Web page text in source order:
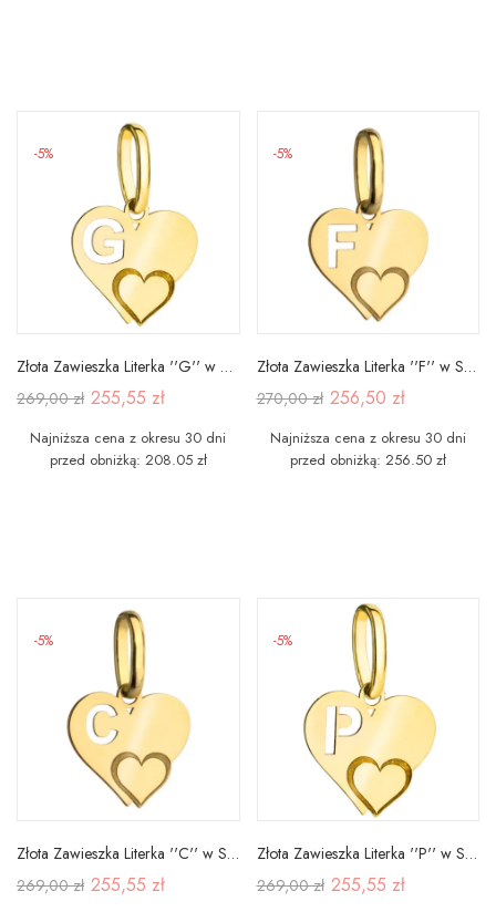
-5%
Złota Zawieszka Literka ''G'' w Sercu 585
269,00 zł 255,55 zł
Najniższa cena z okresu 30 dni
przed obniżką: 208.05 zł
-5%
Złota Zawieszka Literka ''F'' w Sercu 585
270,00 zł 256,50 zł
Najniższa cena z okresu 30 dni
przed obniżką: 256.50 zł
-5%
Złota Zawieszka Literka ''C'' w Sercu 585
269,00 zł 255,55 zł
-5%
Złota Zawieszka Literka ''P'' w Sercu 585
269,00 zł 255,55 zł